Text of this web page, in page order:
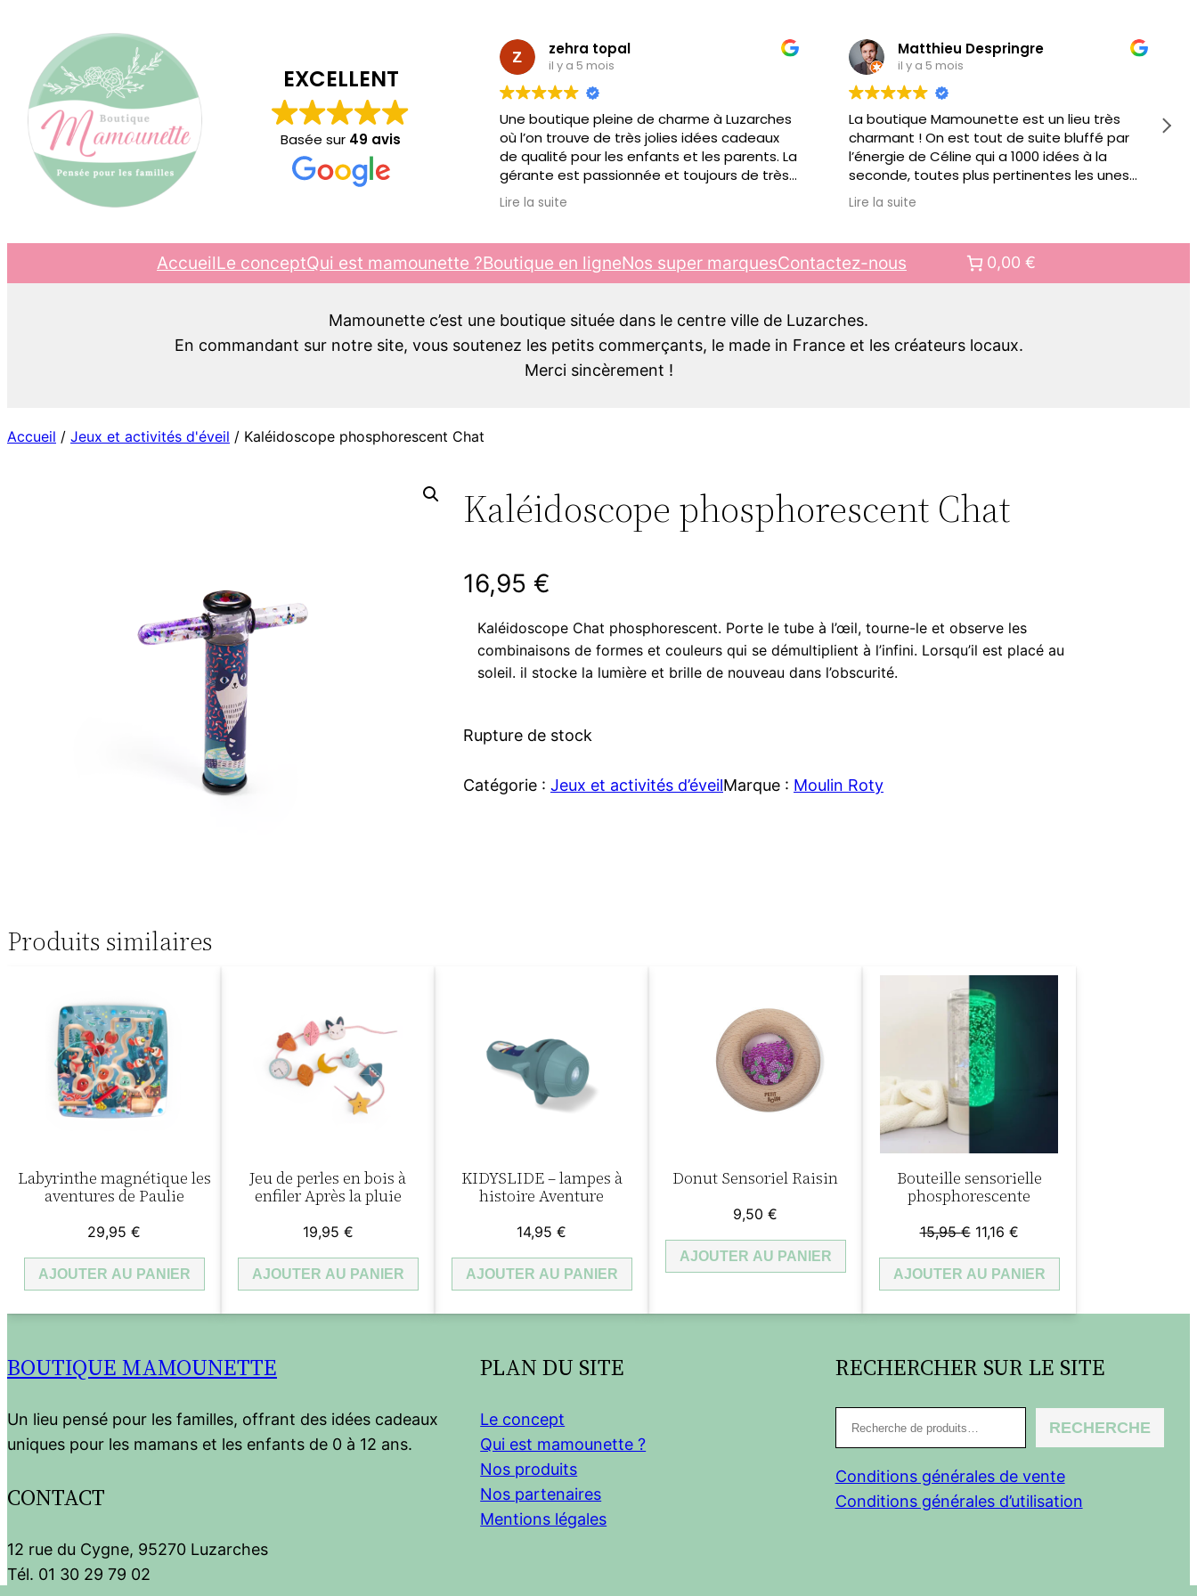
EXCELLENT
Basée sur 49 avis
zehra topal
il y a 5 mois
Une boutique pleine de charme à Luzarches
où l’on trouve de très jolies idées cadeaux
de qualité pour les enfants et les parents. La
gérante est passionnée et toujours de très
bon conseil. C’est toujours un plaisir d’y
passer, je recommande !!!
Lire la suite
Matthieu Despringre
il y a 5 mois
La boutique Mamounette est un lieu très
charmant ! On est tout de suite bluffé par
l’énergie de Céline qui a 1000 idées à la
seconde, toutes plus pertinentes les unes
que les autres pour vous conseiller.
Au delà de jouets éducatifs ou autre objets
a des ateliers organisés régulièrement.
Bref bien + qu’une boutique, c’est aussi un
lieu de rencontre.. pour mes prochains
chez Mamounette !!
Lire la suite
AccueilLe conceptQui est mamounette ?Boutique en ligneNos super marquesContactez-nous 0,00 €
Mamounette c’est une boutique située dans le centre ville de Luzarches.
En commandant sur notre site, vous soutenez les petits commerçants, le made in France et les créateurs locaux.
Merci sincèrement !
Accueil / Jeux et activités d'éveil / Kaléidoscope phosphorescent Chat
Kaléidoscope phosphorescent Chat
16,95 €
Kaléidoscope Chat phosphorescent. Porte le tube à l’œil, tourne-le et observe les
combinaisons de formes et couleurs qui se démultiplient à l’infini. Lorsqu’il est placé au
soleil. il stocke la lumière et brille de nouveau dans l’obscurité.
Rupture de stock
Catégorie : Jeux et activités d’éveilMarque : Moulin Roty
Produits similaires
Labyrinthe magnétique les
aventures de Paulie
29,95 €
AJOUTER AU PANIER
Jeu de perles en bois à
enfiler Après la pluie
19,95 €
AJOUTER AU PANIER
KIDYSLIDE – lampes à
histoire Aventure
14,95 €
AJOUTER AU PANIER
Donut Sensoriel Raisin
9,50 €
AJOUTER AU PANIER
Bouteille sensorielle
phosphorescente
15,95€ Le
prix
initial
15,95 €.
11,16 €Le
prix
actuel
11,16 €.
AJOUTER AU PANIER
BOUTIQUE MAMOUNETTE
Un lieu pensé pour les familles, offrant des idées cadeaux
uniques pour les mamans et les enfants de 0 à 12 ans.
CONTACT
12 rue du Cygne, 95270 Luzarches
Tél. 01 30 29 79 02
PLAN DU SITE
Le concept
Qui est mamounette ?
Nos produits
Nos partenaires
Mentions légales
RECHERCHER SUR LE SITE
e
c
h
RECHERCHE
Conditions générales de vente
Conditions générales d’utilisation